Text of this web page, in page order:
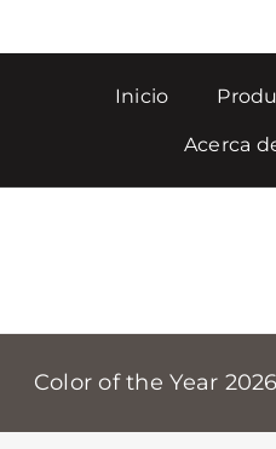
Inicio
Acerca
Color of the Year 2026